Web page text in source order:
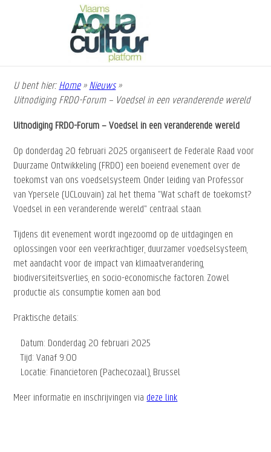
gaan
Kruimelpad
U bent hier: Home » Nieuws »
Uitnodiging FRDO-Forum – Voedsel in een veranderende wereld
Uitnodiging FRDO-Forum – Voedsel in een veranderende wereld
Op donderdag 20 februari 2025 organiseert de Federale Raad voor
Duurzame Ontwikkeling (FRDO) een boeiend evenement over de
toekomst van ons voedselsysteem. Onder leiding van Professor
van Ypersele (UCLouvain) zal het thema "Wat schaft de toekomst?
Voedsel in een veranderende wereld" centraal staan.
Tijdens dit evenement wordt ingezoomd op de uitdagingen en
oplossingen voor een veerkrachtiger, duurzamer voedselsysteem,
met aandacht voor de impact van klimaatverandering,
biodiversiteitsverlies, en socio-economische factoren. Zowel
productie als consumptie komen aan bod.
Praktische details:
Datum: Donderdag 20 februari 2025
Tijd: Vanaf 9:00
Locatie: Financietoren (Pachecozaal), Brussel
Meer informatie en inschrijvingen via deze link